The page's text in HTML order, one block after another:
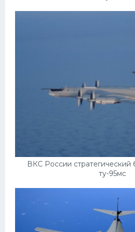
ВКС России
ту-95мс